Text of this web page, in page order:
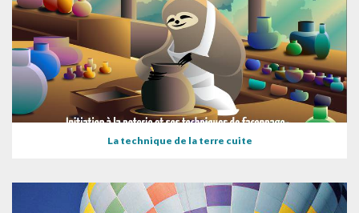
La technique de la terre cuite